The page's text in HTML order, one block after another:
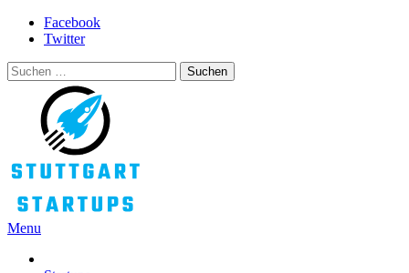
Skip
Facebook
Twitter
Suchen
nach:
Württemberg
Menu